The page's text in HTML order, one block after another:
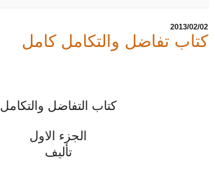
02‏/02‏/2013
كتاب تفاضل والتكامل كامل
كتاب التفاضل والتكامل
الجزء الاول
تأليف